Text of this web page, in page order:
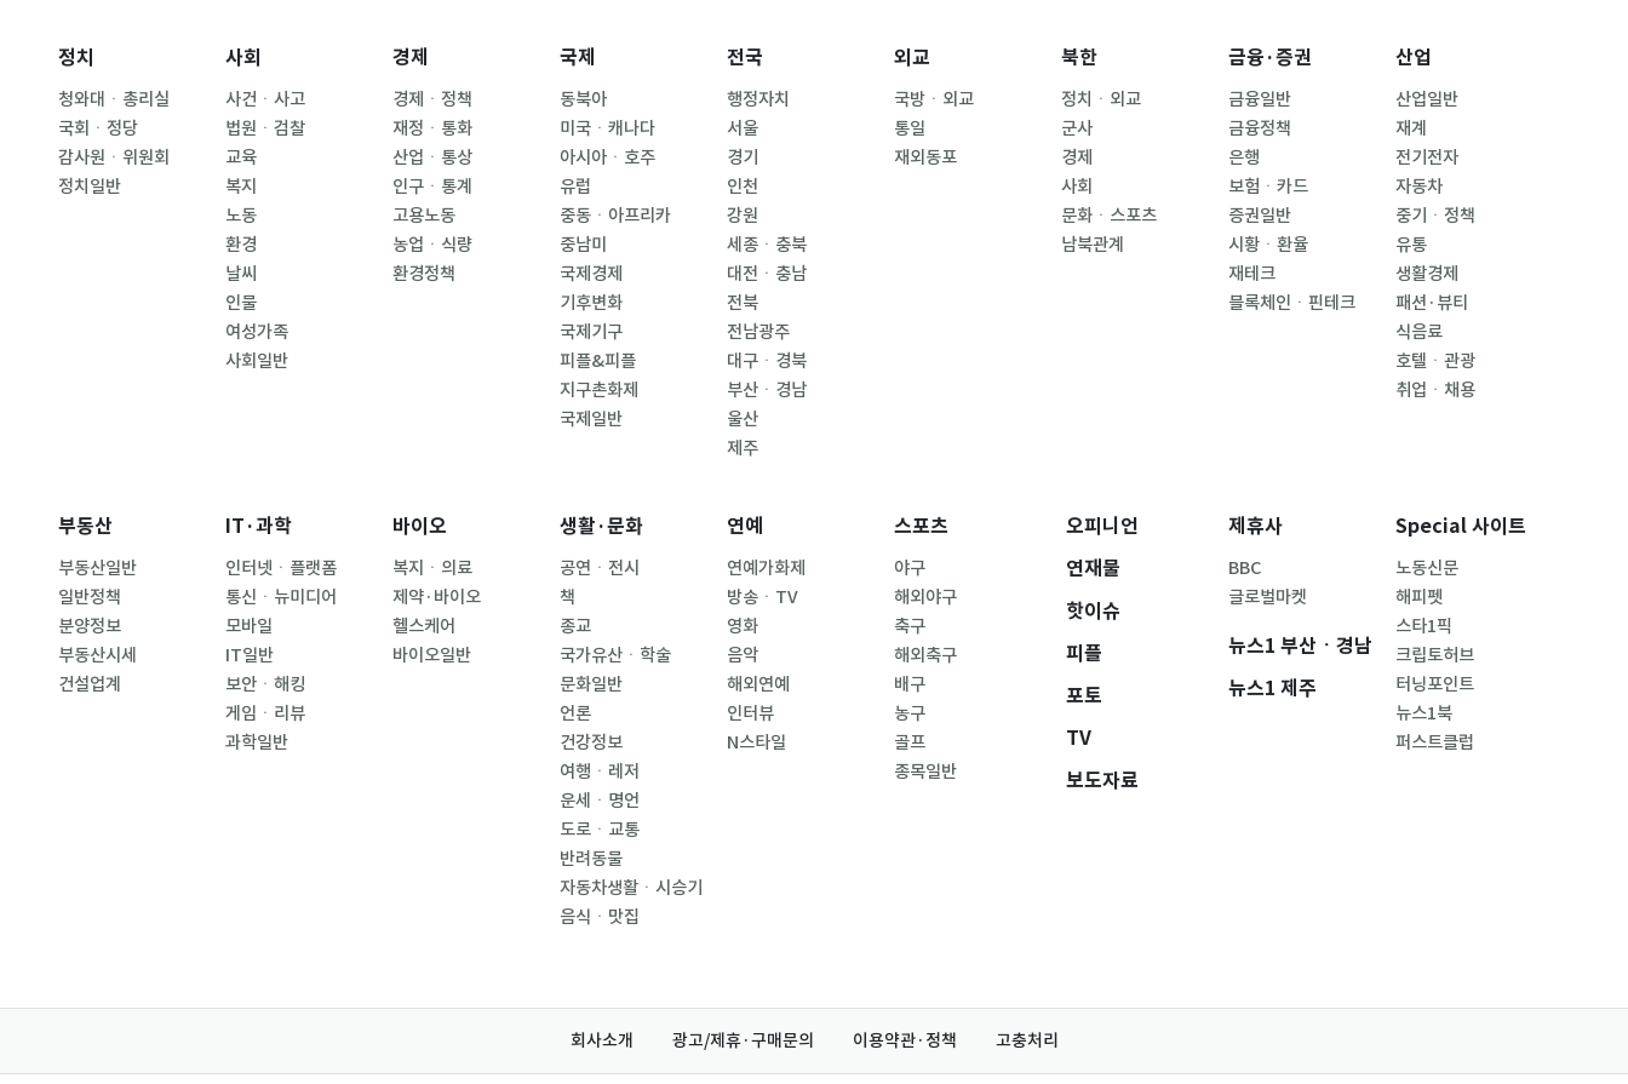
정치
청와대ㆍ총리실
국회ㆍ정당
감사원ㆍ위원회
정치일반
사회
사건ㆍ사고
법원ㆍ검찰
교육
복지
노동
환경
날씨
인물
여성가족
사회일반
경제
경제ㆍ정책
재정ㆍ통화
산업ㆍ통상
인구ㆍ통계
고용노동
농업ㆍ식량
환경정책
국제
동북아
미국ㆍ캐나다
아시아ㆍ호주
유럽
중동ㆍ아프리카
중남미
국제경제
기후변화
국제기구
피플&피플
지구촌화제
국제일반
전국
행정자치
서울
경기
인천
강원
세종ㆍ충북
대전ㆍ충남
전북
전남광주
대구ㆍ경북
부산ㆍ경남
울산
제주
외교
국방ㆍ외교
통일
재외동포
북한
정치ㆍ외교
군사
경제
사회
문화ㆍ스포츠
남북관계
금융·증권
금융일반
금융정책
은행
보험ㆍ카드
증권일반
시황ㆍ환율
재테크
블록체인ㆍ핀테크
산업
산업일반
재계
전기전자
자동차
중기ㆍ정책
유통
생활경제
패션·뷰티
식음료
호텔ㆍ관광
취업ㆍ채용
부동산
부동산일반
일반정책
분양정보
부동산시세
건설업계
IT·과학
인터넷ㆍ플랫폼
통신ㆍ뉴미디어
모바일
IT일반
보안ㆍ해킹
게임ㆍ리뷰
과학일반
바이오
복지ㆍ의료
제약·바이오
헬스케어
바이오일반
생활·문화
공연ㆍ전시
책
종교
국가유산ㆍ학술
문화일반
언론
건강정보
여행ㆍ레저
운세ㆍ명언
도로ㆍ교통
반려동물
자동차생활ㆍ시승기
음식ㆍ맛집
연예
연예가화제
방송ㆍTV
영화
음악
해외연예
인터뷰
N스타일
스포츠
야구
해외야구
축구
해외축구
배구
농구
골프
종목일반
오피니언
연재물
핫이슈
피플
포토
TV
보도자료
제휴사
BBC
글로벌마켓
뉴스1 부산ㆍ경남
뉴스1 제주
Special 사이트
노동신문
해피펫
스타1픽
크립토허브
터닝포인트
뉴스1북
퍼스트클럽
회사소개 광고/제휴·구매문의 이용약관·정책 고충처리